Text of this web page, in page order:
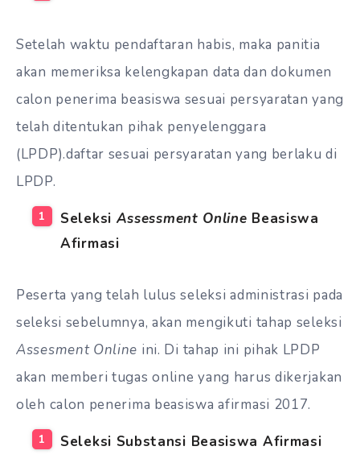
Setelah waktu pendaftaran habis, maka panitia
akan memeriksa kelengkapan data dan dokumen
calon penerima beasiswa sesuai persyaratan yang
telah ditentukan pihak penyelenggara
(LPDP).daftar sesuai persyaratan yang berlaku di
LPDP.
Seleksi Assessment Online Beasiswa
Afirmasi
Peserta yang telah lulus seleksi administrasi pada
seleksi sebelumnya, akan mengikuti tahap seleksi
Assesment Online ini. Di tahap ini pihak LPDP
akan memberi tugas online yang harus dikerjakan
oleh calon penerima beasiswa afirmasi 2017.
Seleksi Substansi Beasiswa Afirmasi